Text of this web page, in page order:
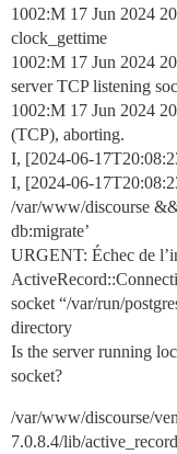
1002:M 17 Jun 2024
clock_gettime
1002:M 17 Jun 2024
server TCP listening
1002:M 17 Jun 2024
(TCP), aborting.
I, [2024-06-
I, [2024-06-
/var/www/discourse
db:migrate’
URGENT: Échec de
socket “/var/run/
directory
Is the server running
socket?
/var/www/discourse/
7.0.8.4/lib/